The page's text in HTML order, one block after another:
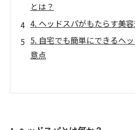
とは？
4. ヘッドスパがもたらす美
5. 自宅でも簡単にできるヘ
意点